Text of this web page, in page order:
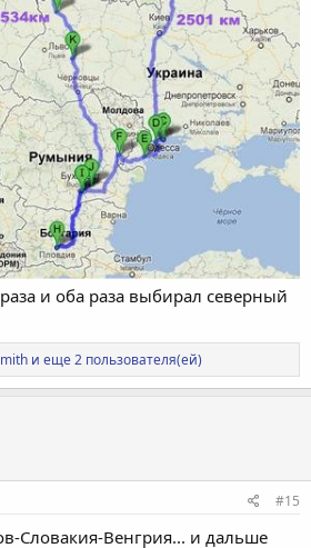
и оба раза выбирал северный
и еще 2 пользователя(ей)
#15
Словакия-Венгрия... и дальше